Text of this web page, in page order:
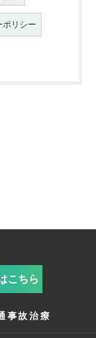
ポリシー
こちら
事故治療